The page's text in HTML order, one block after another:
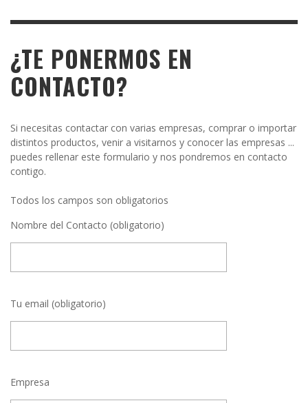
¿TE PONERMOS EN
CONTACTO?
Si necesitas contactar con varias empresas, comprar o importar
distintos productos, venir a visitarnos y conocer las empresas ...
puedes rellenar este formulario y nos pondremos en contacto
contigo.
Todos los campos son obligatorios
Nombre del Contacto (obligatorio)
Tu email (obligatorio)
Empresa